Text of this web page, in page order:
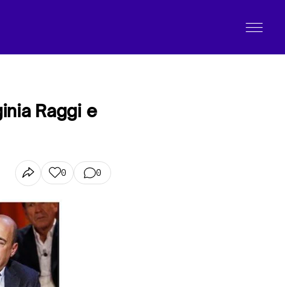
Raggi e
0 0